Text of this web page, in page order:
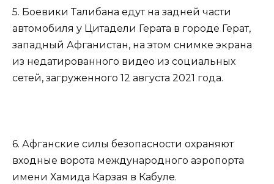
5. Боевики Талибана едут на задней части
автомобиля у Цитадели Герата в городе Герат,
западный Афганистан, на этом снимке экрана
из недатированного видео из социальных
сетей, загруженного 12 августа 2021 года.
6. Афганские силы безопасности охраняют
входные ворота международного аэропорта
имени Хамида Карзая в Кабуле.